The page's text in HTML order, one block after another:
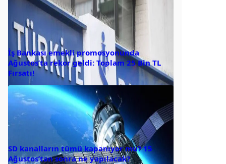
İş Bankası emekli promosyonunda
Ağustos’ta rekor geldi: Toplam 25 Bin TL
Fırsatı!
SD kanalların tümü kapanıyor mu? 15
Ağustos’tan sonra ne yapılacak?